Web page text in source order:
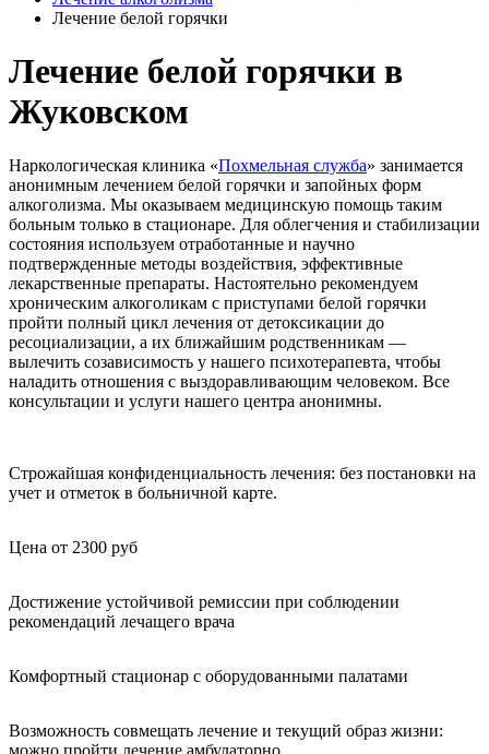
Лечение белой горячки
Лечение белой горячки в
Жуковском
Наркологическая клиника «Похмельная служба» занимается
анонимным лечением белой горячки и запойных форм
алкоголизма. Мы оказываем медицинскую помощь таким
больным только в стационаре. Для облегчения и стабилизации
состояния используем отработанные и научно
подтвержденные методы воздействия, эффективные
лекарственные препараты. Настоятельно рекомендуем
хроническим алкоголикам с приступами белой горячки
пройти полный цикл лечения от детоксикации до
ресоциализации, а их ближайшим родственникам —
вылечить созависимость у нашего психотерапевта, чтобы
наладить отношения с выздоравливающим человеком. Все
консультации и услуги нашего центра анонимны.
Строжайшая конфиденциальность лечения: без постановки на
учет и отметок в больничной карте.
Цена от 2300 руб
Достижение устойчивой ремиссии при соблюдении
рекомендаций лечащего врача
Комфортный стационар с оборудованными палатами
Возможность совмещать лечение и текущий образ жизни:
можно пройти лечение амбулаторно